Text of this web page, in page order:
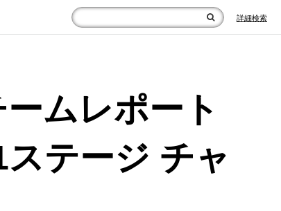
詳細検索
ムレポート
テージ チャ